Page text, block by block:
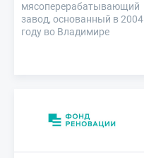
мясоперерабатывающий
завод, основанный в 2004
году во Владимире